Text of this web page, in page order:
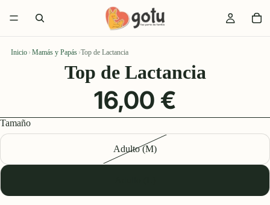
Inicio › Mamás y Papás ›Top de Lactancia
Top de Lactancia
16,00 €
Tamaño
Adulto (M)